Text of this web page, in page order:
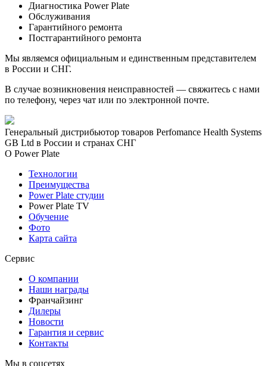
Диагностика Power Plate
Обслуживания
Гарантийного ремонта
Постгарантийного ремонта
Мы являемся официальным и единственным представителем
в России и СНГ.
В случае возникновения неисправностей — свяжитесь с нами
по телефону, через чат или по электронной почте.
Генеральный дистрибьютор товаров Perfomance Health Systems
GB Ltd в России и странах СНГ
О Power Plate
Технологии
Преимущества
Power Plate студии
Power Plate TV
Обучение
Фото
Карта сайта
Сервис
О компании
Наши награды
Франчайзинг
Дилеры
Новости
Гарантия и сервис
Контакты
Мы в соцсетях